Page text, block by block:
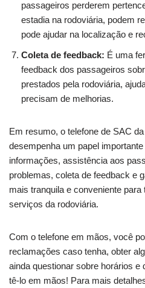
passageiros perderem
estadia na rodoviária, podem
pode ajudar na localização e
Coleta de feedback: É uma
feedback dos passageiros
prestados pela rodoviária,
precisam de melhorias.
Em resumo, o telefone de SAC
desempenha um papel
informações, assistência aos
problemas, coleta de feedback e
mais tranquila e conveniente
serviços da rodoviária.
Com o telefone em mãos, você
reclamações caso tenha, obter
ainda questionar sobre horários
tê-lo em mãos! Para mais